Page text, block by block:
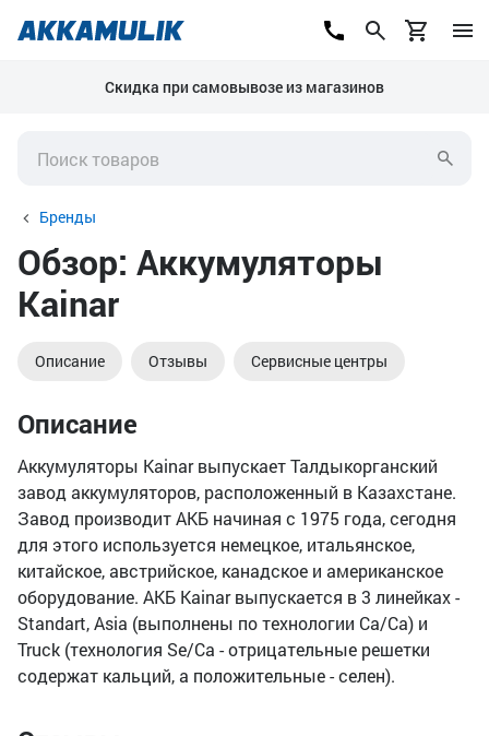
Скидка при самовывозе из магазинов
Бренды
Обзор: Аккумуляторы
Kainar
Описание Отзывы Сервисные центры
Описание
Аккумуляторы Kainar выпускает Талдыкорганский
завод аккумуляторов, расположенный в Казахстане.
Завод производит АКБ начиная с 1975 года, сегодня
для этого используется немецкое, итальянское,
китайское, австрийское, канадское и американское
оборудование. АКБ Kainar выпускается в 3 линейках -
Standart, Asia (выполнены по технологии Ca/Ca) и
Truck (технология Se/Ca - отрицательные решетки
содержат кальций, а положительные - селен).